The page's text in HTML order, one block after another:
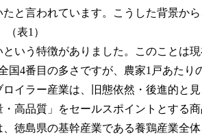
と言われています。こうした背景か
表1）
いう特徴がありました。このことは
国4番目の多さですが、農家1戸あたり
イラー産業は、旧態依然・後進的と
高品質」をセールスポイントとする
徳島県の基幹産業である養鶏産業全体